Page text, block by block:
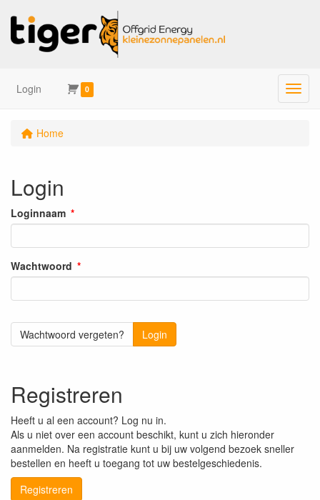
Login 0 Menu
Home
Login
Loginnaam
Wachtwoord
Wachtwoord vergeten? Login
Registreren
Heeft u al een account? Log nu in.
Als u niet over een account beschikt, kunt u zich hieronder
aanmelden. Na registratie kunt u bij uw volgend bezoek sneller
bestellen en heeft u toegang tot uw bestelgeschiedenis.
Registreren